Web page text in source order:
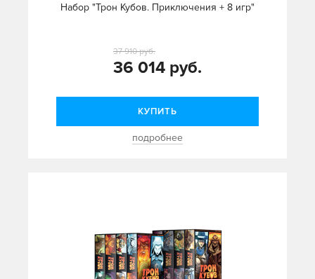
Набор "Трон Кубов. Приключения + 8 игр"
36 014 руб.
37 910 руб.
КУПИТЬ
подробнее